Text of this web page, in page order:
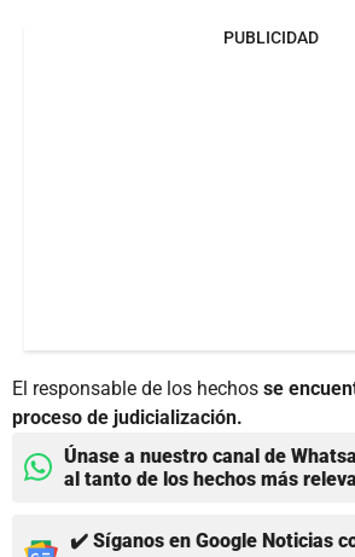
PUBLICIDAD
El responsable de los hechos se
proceso de judicialización.
Únase a nuestro canal de
al tanto de los hechos más
✔️ Síganos en Google Noticias